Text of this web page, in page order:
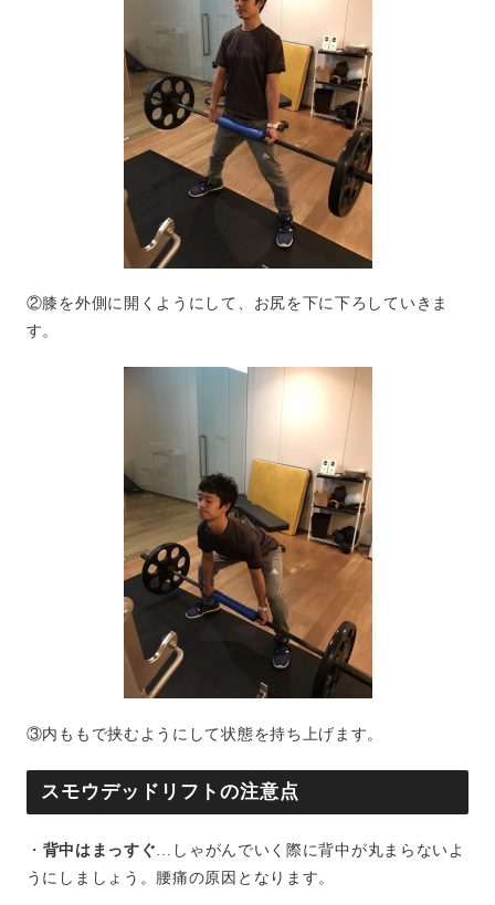
②膝を外側に開くようにして、お尻を下に下ろしていきま
す。
③内ももで挟むようにして状態を持ち上げます。
スモウデッドリフトの注意点
・ 背中はまっすぐ …しゃがんでいく際に背中が丸まらないよ
うにしましょう。腰痛の原因となります。